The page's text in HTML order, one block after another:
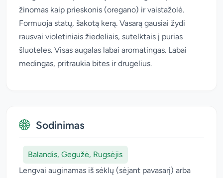
žinomas kaip prieskonis (oregano) ir vaistažolė.
Formuoja statų, šakotą kerą. Vasarą gausiai žydi
rausvai violetiniais žiedeliais, sutelktais į purias
šluoteles. Visas augalas labai aromatingas. Labai
medingas, pritraukia bites ir drugelius.
Sodinimas
Balandis, Gegužė, Rugsėjis
Lengvai auginamas iš sėklų (sėjant pavasarį) arba